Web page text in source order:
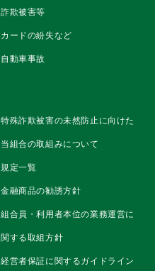
詐欺被害等
カードの紛失など
自動車事故
特殊詐欺被害の未然防止に向けた
当組合の取組みについて
規定一覧
金融商品の勧誘方針
組合員・利用者本位の業務運営に
関する取組方針
経営者保証に関するガイドライン